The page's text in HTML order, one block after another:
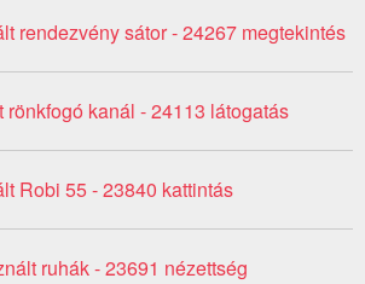
rendezvény sátor - 24267 megtekintés
kanál - 24113 látogatás
Robi 55 - 23840 kattintás
ruhák - 23691 nézettség